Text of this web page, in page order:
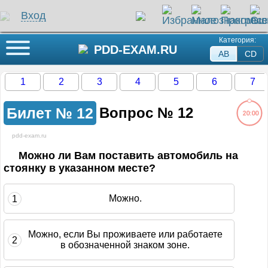
Вход
Кнопка меню PDD-EXAM.RU
Категория:
AB СD
1 2 3 4 5 6 7
Билет № 12 Вопрос № 12 20:00
загружается...
pdd-exam.ru
на этот вопрос
Можно ли Вам поставить автомобиль на
стоянку в указанном месте?
1 Можно.
2
Можно, если Вы проживаете или работаете
в обозначенной знаком зоне.